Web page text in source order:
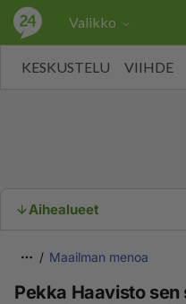
Valikko
KESKUSTELU VIIHDE
Aihealueet
Maailman menoa
Pekka Haavisto